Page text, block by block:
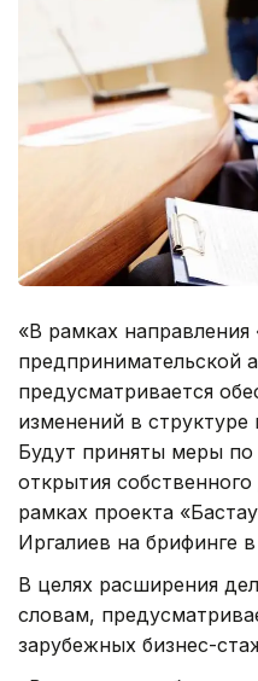
«В рамках
предпринимательской
предусматривается
изменений в
Будут приняты меры
открытия
рамках проекта
Иргалиев на брифинге
В целях расширения
словам,
зарубежных бизнес-